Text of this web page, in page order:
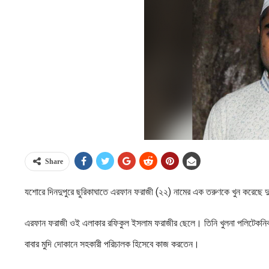
Share
যশোরে দিনদুপুরে ছুরিকাঘাতে এরফান ফরাজী (২২) নামের এক তরুণকে খুন করেছে
এরফান ফরাজী ওই এলাকার রফিকুল ইসলাম ফরাজীর ছেলে। তিনি খুলনা
বাবার মুদি দোকানে সহকারী পরিচালক হিসেবে কাজ করতেন।